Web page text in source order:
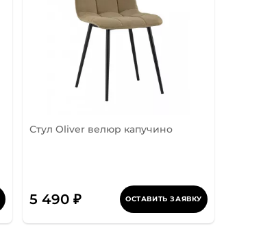
Стул Oliver велюр капучино
5 490 ₽ ОСТАВИТЬ ЗАЯВКУ